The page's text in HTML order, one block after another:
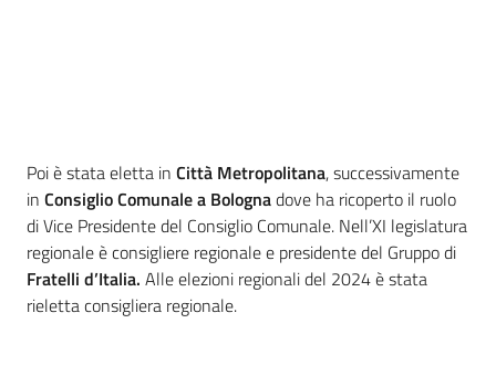
Poi è stata eletta in Città Metropolitana, successivamente
in Consiglio Comunale a Bolognadove ha ricoperto il ruolo
di Vice Presidente del Consiglio Comunale. Nell’XI legislatura
regionale è consigliere regionale e presidente del Gruppo di
Fratelli d’Italia. Alle elezioni regionali del 2024 è stata
rieletta consigliera regionale.